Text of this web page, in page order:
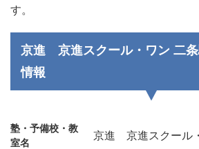
す。
京進 京進スクール・ワン 二条
情報
塾・予備校・教
室名
京進 京進スクール